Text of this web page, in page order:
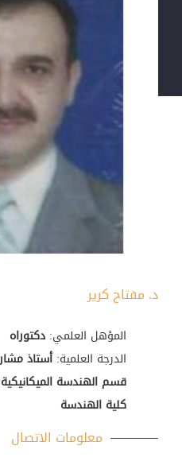
د. مفتاح كرير
المؤهل العلمي: دكتوراه
الدرجة العلمية: أستاذ
قسم الهندسة
كلية الهندسة
معلومات الاتصال